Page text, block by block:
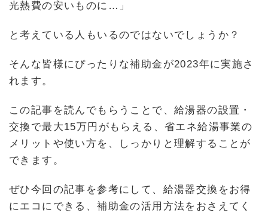
光熱費の安いものに…」
と考えている人もいるのではないでしょうか？
そんな皆様にぴったりな補助金が2023年に実施さ
れます。
この記事を読んでもらうことで、給湯器の設置・
交換で最大15万円がもらえる、省エネ給湯事業の
メリットや使い方を、しっかりと理解することが
できます。
ぜひ今回の記事を参考にして、給湯器交換をお得
にエコにできる、補助金の活用方法をおさえてく